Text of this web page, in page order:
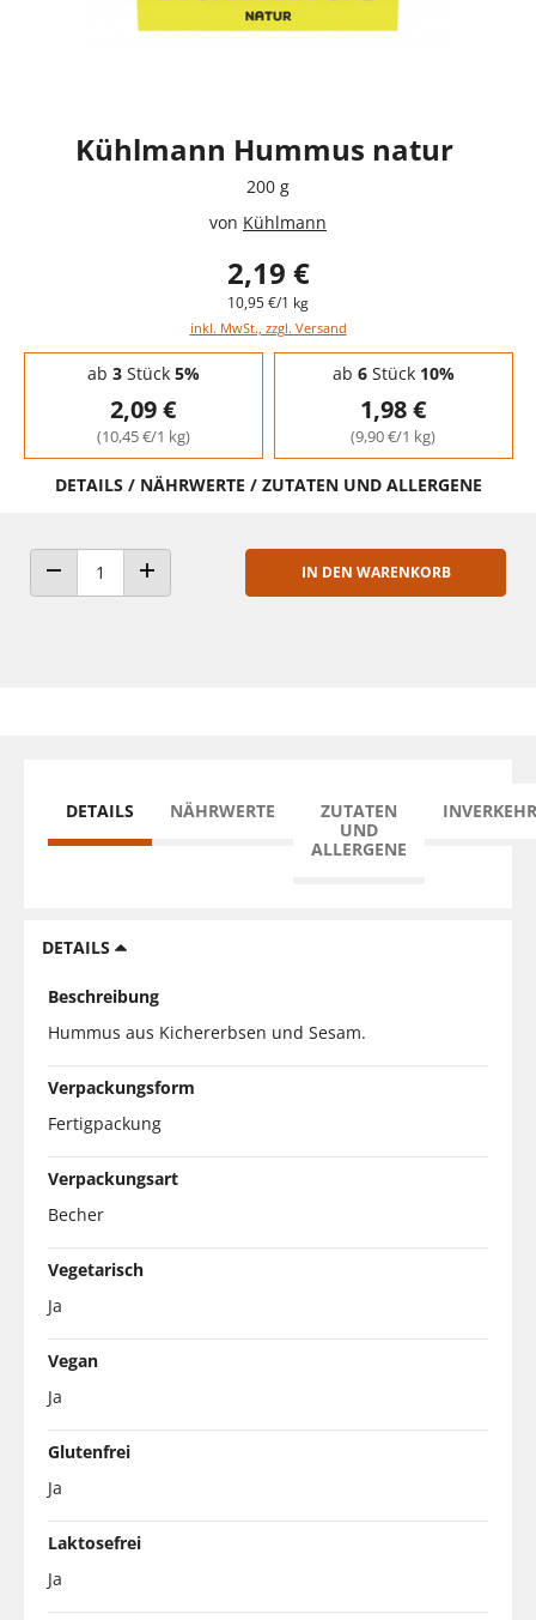
Kühlmann Hummus natur
200 g
von Kühlmann
2,19 €
10,95 €/1 kg
inkl. MwSt., zzgl. Versand
Staffelpreise - Mengenrabatt
ab 3Stück 5%
2,09 €
(10,45 €/1 kg)
ab 6Stück 10%
1,98 €
(9,90 €/1 kg)
DETAILS / NÄHRWERTE / ZUTATEN UND ALLERGENE
ANZAHL VERRINGERNANZAHL ERHÖHEN
IN DEN WARENKORB
DETAILS NÄHRWERTE
ZUTATEN
UND
ALLERGENE
DETAILS
Beschreibung
Hummus aus Kichererbsen und Sesam.
Verpackungsform
Fertigpackung
Verpackungsart
Becher
Vegetarisch
Ja
Vegan
Ja
Glutenfrei
Ja
Laktosefrei
Ja